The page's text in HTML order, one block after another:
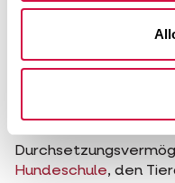
Weise
Herrchen
Hundeschule, den